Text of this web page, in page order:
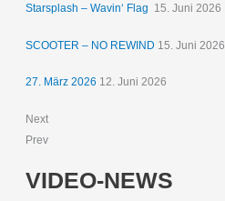
Starsplash – Wavin‘ Flag 15. Juni 2026
SCOOTER – NO REWIND 15. Juni 2026
27. März 2026 12. Juni 2026
Next
Prev
VIDEO-NEWS